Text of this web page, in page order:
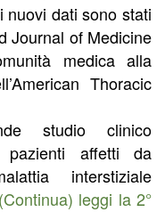
nuovi dati sono stati
Journal of Medicine
medica alla
Thoracic
studio clinico
pazienti affetti da
interstiziale
(Continua) leggi la 2°